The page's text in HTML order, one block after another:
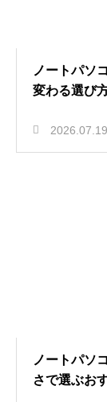
ノートパソ
変わる選び
2026.07.19
ノートパソ
さで選ぶお